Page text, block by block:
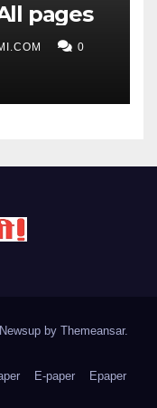
All pages
0
by Themeansar.
E-paper Epaper